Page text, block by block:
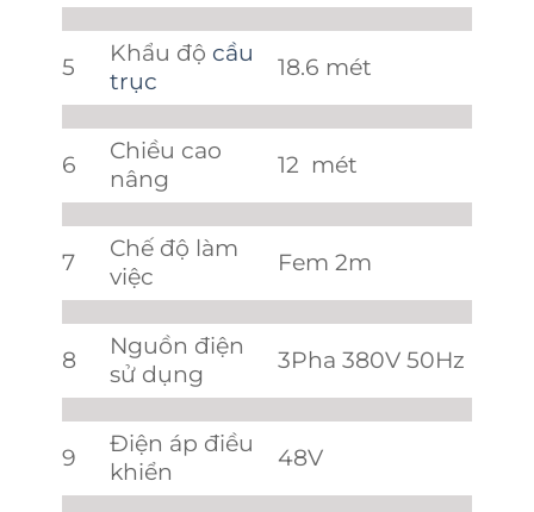
5
Khẩu độ cầu
trục
18.6 mét
6
Chiều cao
nâng
12 mét
7
Chế độ làm
việc
Fem 2m
8
Nguồn điện
sử dụng
3Pha 380V 50Hz
9
Điện áp điều
khiển
48V